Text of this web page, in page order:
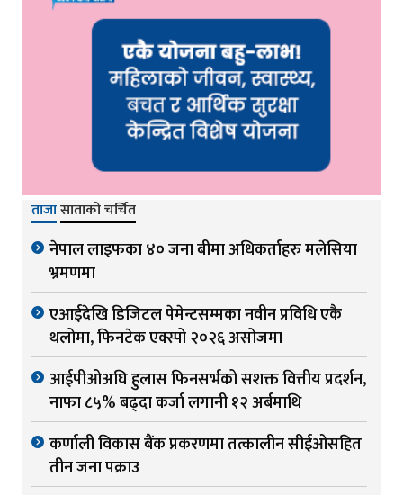
ताजासाताको चर्चित
नेपाल लाइफका ४० जना बीमा अधिकर्ताहरु मलेसिया
भ्रमणमा
एआईदेखि डिजिटल पेमेन्टसम्मका नवीन प्रविधि एकै
थलोमा, फिनटेक एक्स्पो २०२६ असोजमा
आईपीओअघि हुलास फिनसर्भको सशक्त वित्तीय प्रदर्शन,
नाफा ८५% बढ्दा कर्जा लगानी १२ अर्बमाथि
कर्णाली विकास बैंक प्रकरणमा तत्कालीन सीईओसहित
तीन जना पक्राउ